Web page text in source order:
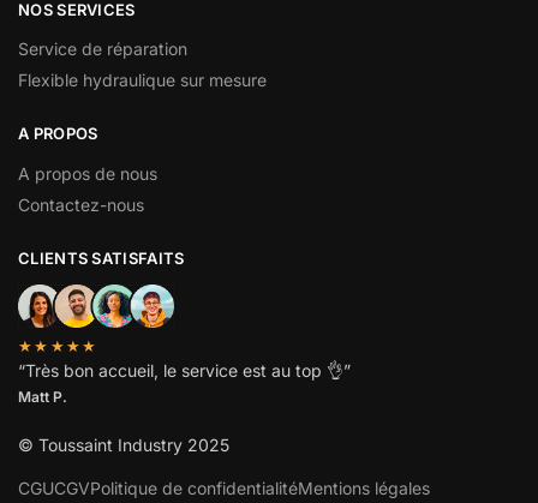
NOS SERVICES
Service de réparation
Flexible hydraulique sur mesure
A PROPOS
A propos de nous
Contactez-nous
CLIENTS SATISFAITS
★★★★★
“Très bon accueil, le service est au top 👌”
Matt P.
© Toussaint Industry 2025
CGUCGVPolitique de confidentialitéMentions légales